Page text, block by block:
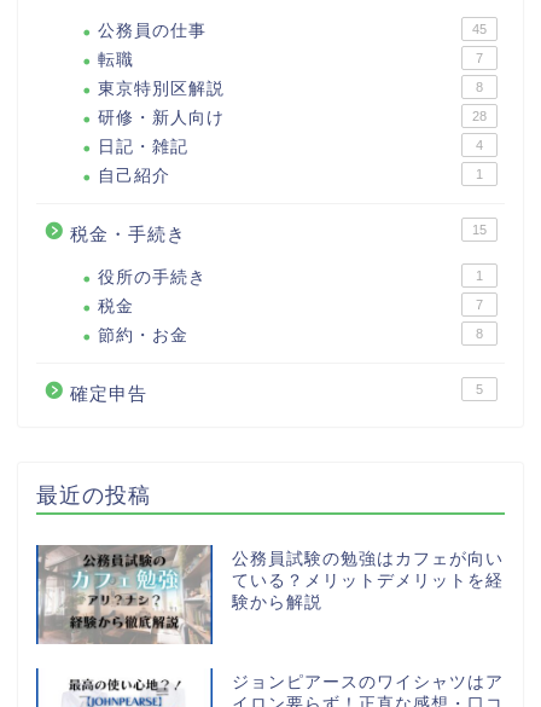
公務員の仕事 45
転職 7
東京特別区解説 8
研修・新人向け 28
日記・雑記 4
自己紹介 1
税金・手続き 15
役所の手続き 1
税金 7
節約・お金 8
確定申告 5
最近の投稿
公務員試験の勉強はカフェが向い
ている？メリットデメリットを経
験から解説
ジョンピアースのワイシャツはア